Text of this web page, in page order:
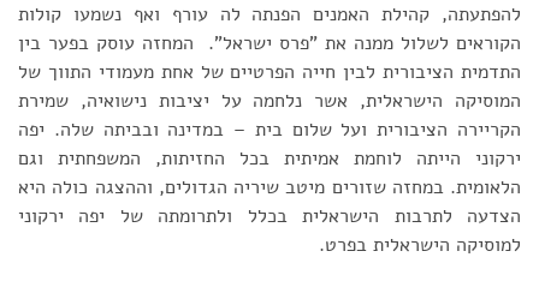
להפתעתה, קהילת האמנים הפנתה לה עורף ואף נשמעו קולות
הקוראים לשלול ממנה את "פרס ישראל". המחזה עוסק בפער בין
התדמית הציבורית לבין חייה הפרטיים של אחת מעמודי התווך של
המוסיקה הישראלית, אשר נלחמה על יציבות נישואיה, שמירת
הקריירה הציבורית ועל שלום בית – במדינה ובביתה שלה. יפה
ירקוני הייתה לוחמת אמיתית בכל החזיתות, המשפחתית וגם
הלאומית. במחזה שזורים מיטב שיריה הגדולים, וההצגה כולה היא
הצדעה לתרבות הישראלית בכלל ולתרומתה של יפה ירקוני
למוסיקה הישראלית בפרט.